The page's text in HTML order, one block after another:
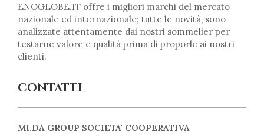
ENOGLOBE.IT offre i migliori marchi del mercato
nazionale ed internazionale; tutte le novità, sono
analizzate attentamente dai nostri sommelier per
testarne valore e qualità prima di proporle ai nostri
clienti.
CONTATTI
MI.DA GROUP SOCIETA' COOPERATIVA